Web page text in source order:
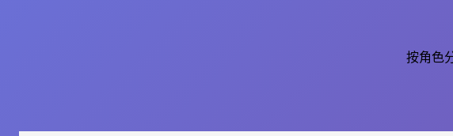
按角色